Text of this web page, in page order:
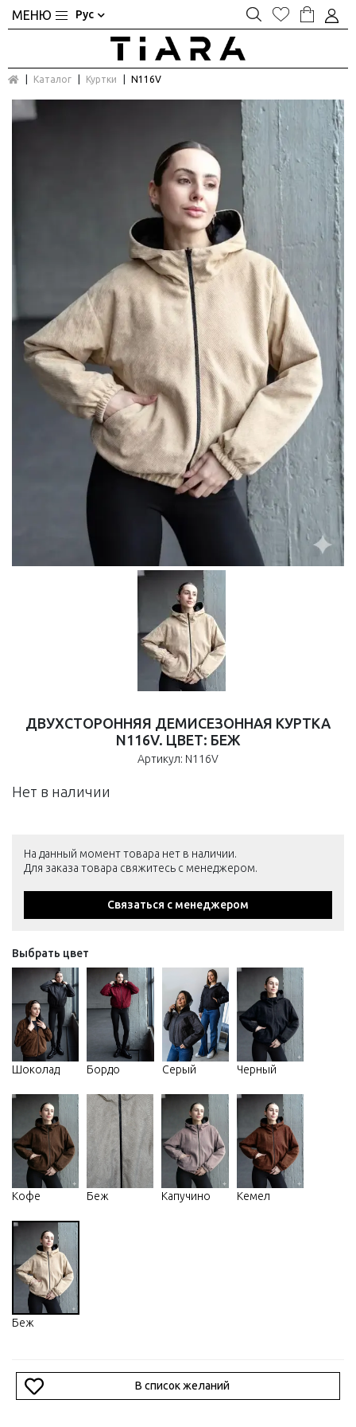
Рус
Каталог Куртки N116V
ДВУХСТОРОННЯЯ ДЕМИСЕЗОННАЯ КУРТКА
N116V. ЦВЕТ: БЕЖ
Артикул: N116V
Нет в наличии
На данный момент товара нет в наличии.
Для заказа товара свяжитесь с менеджером.
Связаться с менеджером
Выбрать цвет
Шоколад Бордо Серый Черный
Кофе Беж Капучино Кемел
Беж
В список желаний